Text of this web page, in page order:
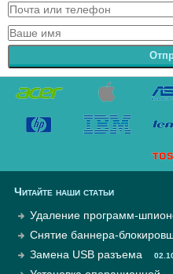
Читайте наши статьи
Удаление программ-
Снятие баннера-
Замена USB разъема